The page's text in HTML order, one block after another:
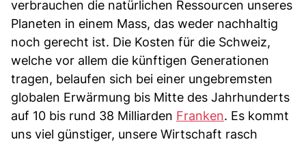
verbrauchen die natürlichen Ressourcen unseres
Planeten in einem Mass, das weder nachhaltig
noch gerecht ist. Die Kosten für die Schweiz,
welche vor allem die künftigen Generationen
tragen, belaufen sich bei einer ungebremsten
globalen Erwärmung bis Mitte des Jahrhunderts
auf 10 bis rund 38 Milliarden Franken. Es kommt
uns viel günstiger, unsere Wirtschaft rasch